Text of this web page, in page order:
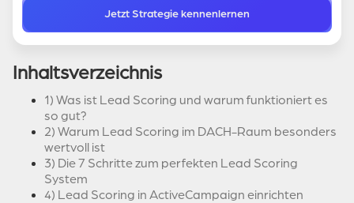
Jetzt Strategie kennenlernen
Inhaltsverzeichnis
1) Was ist Lead Scoring und warum funktioniert es
so gut?
2) Warum Lead Scoring im DACH-Raum besonders
wertvoll ist
3) Die 7 Schritte zum perfekten Lead Scoring
System
4) Lead Scoring in ActiveCampaign einrichten